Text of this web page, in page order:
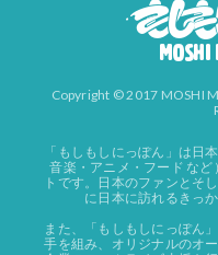
Copyright © 2017 MOSHI
「もしもしにっぽん」は日
音楽・アニメ・フード な
トです。日本のファンとそ
に日本に訪れるきっ
また、「もしもしにっぽん
手を組み、オリジナルのオ